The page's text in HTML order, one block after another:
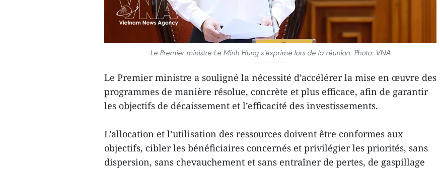
Le Premier ministre Le Minh Hung s'exprime lors de la réunion. Photo: VNA
Le Premier ministre a souligné la nécessité d’accélérer la mise en œuvre des
programmes de manière résolue, concrète et plus efficace, afin de garantir
les objectifs de décaissement et l’efficacité des investissements.
L’allocation et l’utilisation des ressources doivent être conformes aux
objectifs, cibler les bénéficiaires concernés et privilégier les priorités, sans
dispersion, sans chevauchement et sans entraîner de pertes, de gaspillage